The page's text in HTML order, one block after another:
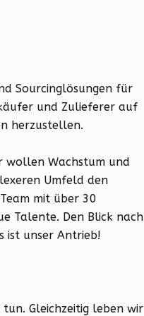
Sourcinglösungen für
und Zulieferer auf
herzustellen.
wollen Wachstum und
Umfeld den
mit über 30
Talente. Den Blick nach
ist unser Antrieb!
Gleichzeitig leben wir